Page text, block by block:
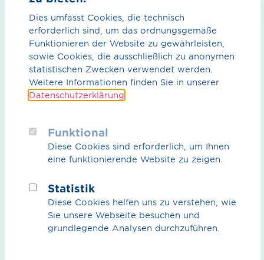
Bergmann, Sprecher der Geschäftsführung von OGE gemeinsam
mit Irene Rummelhoff, Executive Vice President bei Equinor ASA
im Rahmen des North Sea Dialogue eine Absichtserklärung
Dies umfasst Cookies, die technisch
erforderlich sind, um das ordnungsgemäße
Funktionieren der Website zu gewährleisten,
sowie Cookies, die ausschließlich zu anonymen
statistischen Zwecken verwendet werden.
Weitere Informationen finden Sie in unserer
Datenschutzerklärung
Funktional
Diese Cookies sind erforderlich, um Ihnen
eine funktionierende Website zu zeigen.
Statistik
Diese Cookies helfen uns zu verstehen, wie
Sie unsere Webseite besuchen und
grundlegende Analysen durchzuführen.